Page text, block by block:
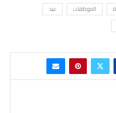
الموظفات
عيد